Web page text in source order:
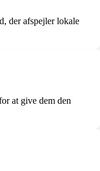
der afspejler lokale
at give dem den